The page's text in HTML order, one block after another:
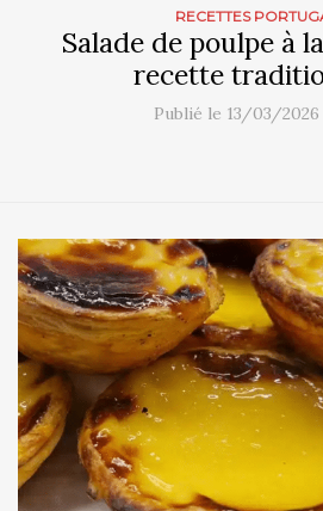
RECETTES
Salade de poulpe à
recette
Publié le 13/03/2026